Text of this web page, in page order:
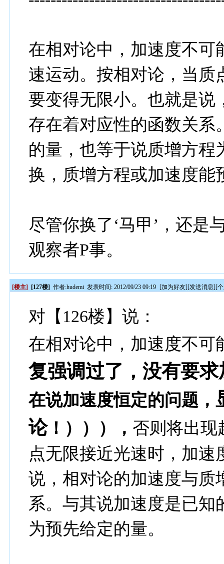
在相对论中，加速度不可
速运动。按相对论，当质
要变得无限小。也就是说
存在着对应性的函数关系
的量，也等于说质增方程
换，质增方程或加速度能
尽管你换了‘马甲’，还是
观察者P事。
[楼主] [127楼] 作者:hudemi 发表时间: 2012/09/23 09:19 [加为好友][发送消息][
对【126楼】说：
在相对论中，加速度不可
复强调过了，没有要
在说加速度恒定的问题，
论！）））， 否则将出现
点无限接近光速时，加
说，相对论的加速度与质
系。与其说加速度是已
为预先给定的量。